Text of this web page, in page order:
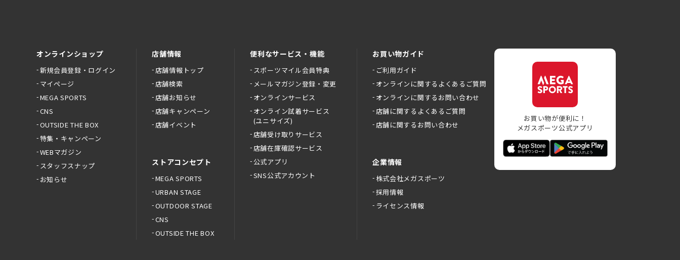
オンラインショップ
新規会員登録・ログイン
マイページ
MEGA SPORTS
CNS
OUTSIDE THE BOX
特集・キャンペーン
WEBマガジン
スタッフスナップ
お知らせ
店舗情報
店舗情報トップ
店舗検索
店舗お知らせ
店舗キャンペーン
店舗イベント
ストアコンセプト
MEGA SPORTS
URBAN STAGE
OUTDOOR STAGE
CNS
OUTSIDE THE BOX
便利なサービス・機能
スポーツマイル会員特典
メールマガジン登録・変更
オンラインサービス
オンライン試着サービス
(ユニサイズ)
店舗受け取りサービス
店舗在庫確認サービス
公式アプリ
SNS公式アカウント
お買い物ガイド
ご利用ガイド
オンラインに関するよくあるご質問
オンラインに関するお問い合わせ
店舗に関するよくあるご質問
店舗に関するお問い合わせ
企業情報
株式会社メガスポーツ
採用情報
ライセンス情報
お買い物が便利に！
メガスポーツ公式アプリ